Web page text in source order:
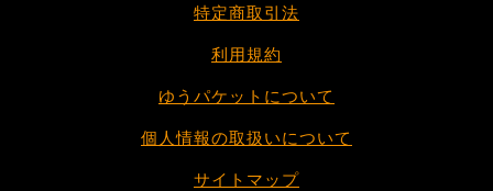
特定商取引法
利用規約
ゆうパケットについて
個人情報の取扱いについて
サイトマップ